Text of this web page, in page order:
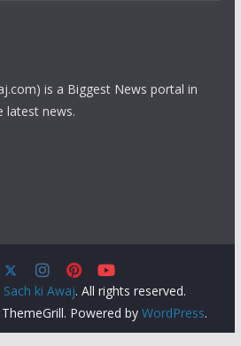
is a Biggest News portal in
latest news.
Sach ki Awaj. All rights reserved.
Powered by WordPress.